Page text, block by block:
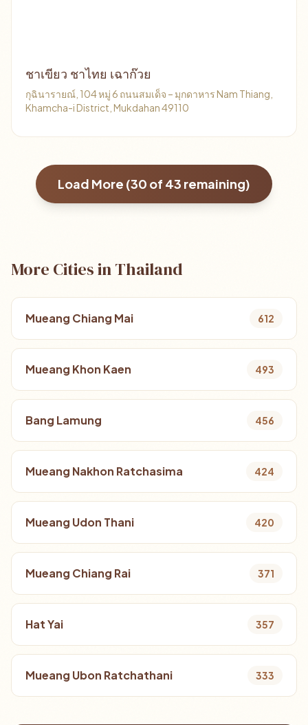
ชาเขียว ชาไทย เฉาก๊วย
กุฉินารายณ์, 104 หมู่ 6 ถนนสมเด็จ – มุกดาหาร Nam Thiang,
Khamcha-i District, Mukdahan 49110
Load More (30 of 43 remaining)
More Cities in Thailand
Mueang Chiang Mai 612
Mueang Khon Kaen 493
Bang Lamung 456
Mueang Nakhon Ratchasima 424
Mueang Udon Thani 420
Mueang Chiang Rai 371
Hat Yai 357
Mueang Ubon Ratchathani 333